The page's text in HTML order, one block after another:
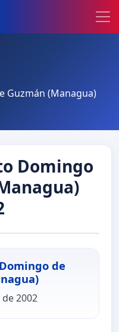
Guzmán (Managua)
Domingo
de
2002